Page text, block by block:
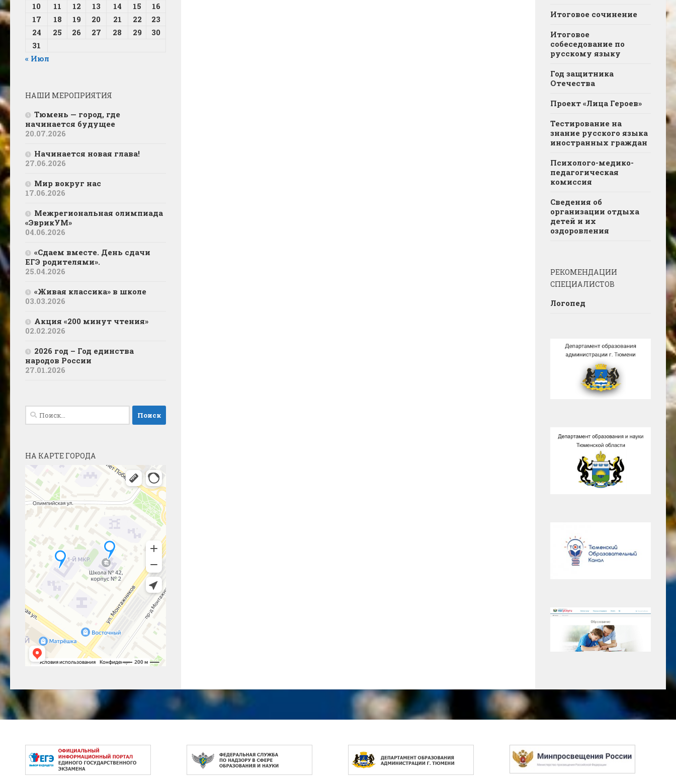
10
11 12 13 14 15
16
17
18 19 20 21 22
23
24
25 26 27 28 29
30
31
« Июл
НАШИ МЕРОПРИЯТИЯ
Тюмень — город, где
начинается будущее
20.07.2026
Начинается новая глава!
27.06.2026
Мир вокруг нас
17.06.2026
Межрегиональная олимпиада
«ЭврикУМ»
04.06.2026
«Сдаем вместе. День сдачи
ЕГЭ родителями».
25.04.2026
«Живая классика» в школе
03.03.2026
Акция «200 минут чтения»
02.02.2026
2026 год – Год единства
народов России
27.01.2026
Найти:
НА КАРТЕ ГОРОДА
Итоговое сочинение
Итоговое
собеседование по
русскому языку
Год защитника
Отечества
Проект «Лица Героев»
Тестирование на
знание русского языка
иностранных граждан
Психолого-медико-
педагогическая
комиссия
Сведения об
организации отдыха
детей и их
оздоровления
РЕКОМЕНДАЦИИ
СПЕЦИАЛИСТОВ
Логопед